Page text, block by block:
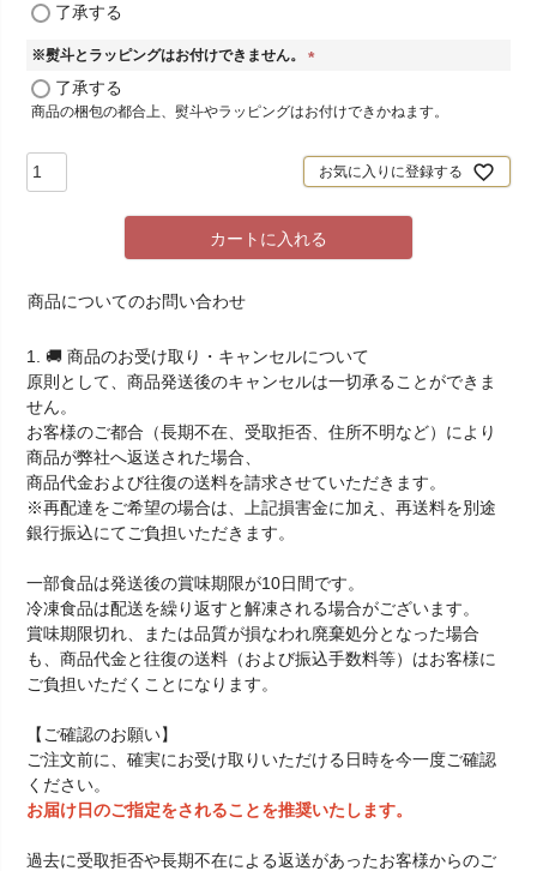
了承する
※熨斗とラッピングはお付けできません。
必
了承する
商品の梱包の都合上、熨斗やラッピングはお付けできかねます。
お気に入りに登録する
カートに入れる
商品についてのお問い合わせ
1. 🚚 商品のお受け取り・キャンセルについて
原則として、商品発送後のキャンセルは一切承ることができま
せん。
お客様のご都合（長期不在、受取拒否、住所不明など）により
商品が弊社へ返送された場合、
商品代金および往復の送料を請求させていただきます。
※再配達をご希望の場合は、上記損害金に加え、再送料を別途
銀行振込にてご負担いただきます。
一部食品は発送後の賞味期限が10日間です。
冷凍食品は配送を繰り返すと解凍される場合がございます。
賞味期限切れ、または品質が損なわれ廃棄処分となった場合
も、商品代金と往復の送料（および振込手数料等）はお客様に
ご負担いただくことになります。
【ご確認のお願い】
ご注文前に、確実にお受け取りいただける日時を今一度ご確認
ください。
お届け日のご指定をされることを推奨いたします。
過去に受取拒否や長期不在による返送があったお客様からのご